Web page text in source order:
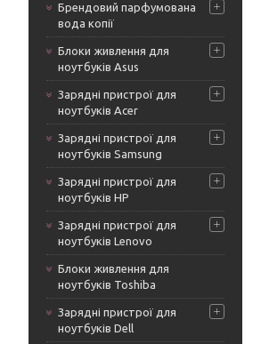
Брендовий парфумована
вода копії
Блоки живлення для
ноутбуків Asus
Зарядні пристрої для
ноутбуків Acer
Зарядні пристрої для
ноутбуків Samsung
Зарядні пристрої для
ноутбуків HP
Зарядні пристрої для
ноутбуків Lenovo
Блоки живлення для
ноутбуків Toshiba
Зарядні пристрої для
ноутбуків Dell